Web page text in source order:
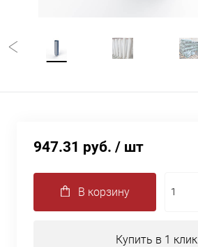
947.31 руб. / шт
В корзину
Купить в 1 клик